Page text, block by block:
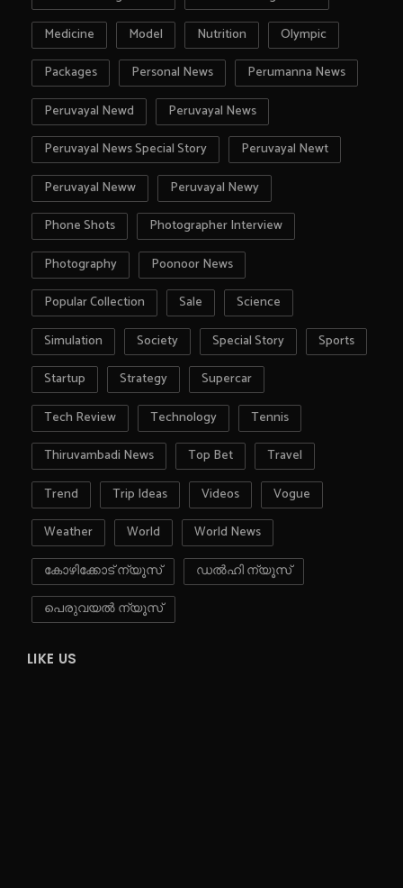
Medicine
Model Nutrition
Olympic
Packages
Personal News
Perumanna News
Peruvayal Newd
Peruvayal News
Peruvayal News Special Story
Peruvayal Newt
Peruvayal Neww
Peruvayal Newy
Phone Shots
Photographer Interview
Photography
Poonoor News
Popular Collection
Sale
Science
Simulation
Society Special Story
Sports
Startup
Strategy
Supercar
Tech Review
Technology
Tennis
Thiruvambadi News
Top Bet
Travel
Trend
Trip Ideas Videos
Vogue
Weather
World
World News
കോഴിക്കോട് ന്യൂസ്
ഡൽഹി ന്യൂസ്
പെരുവയൽ ന്യൂസ്
LIKE US